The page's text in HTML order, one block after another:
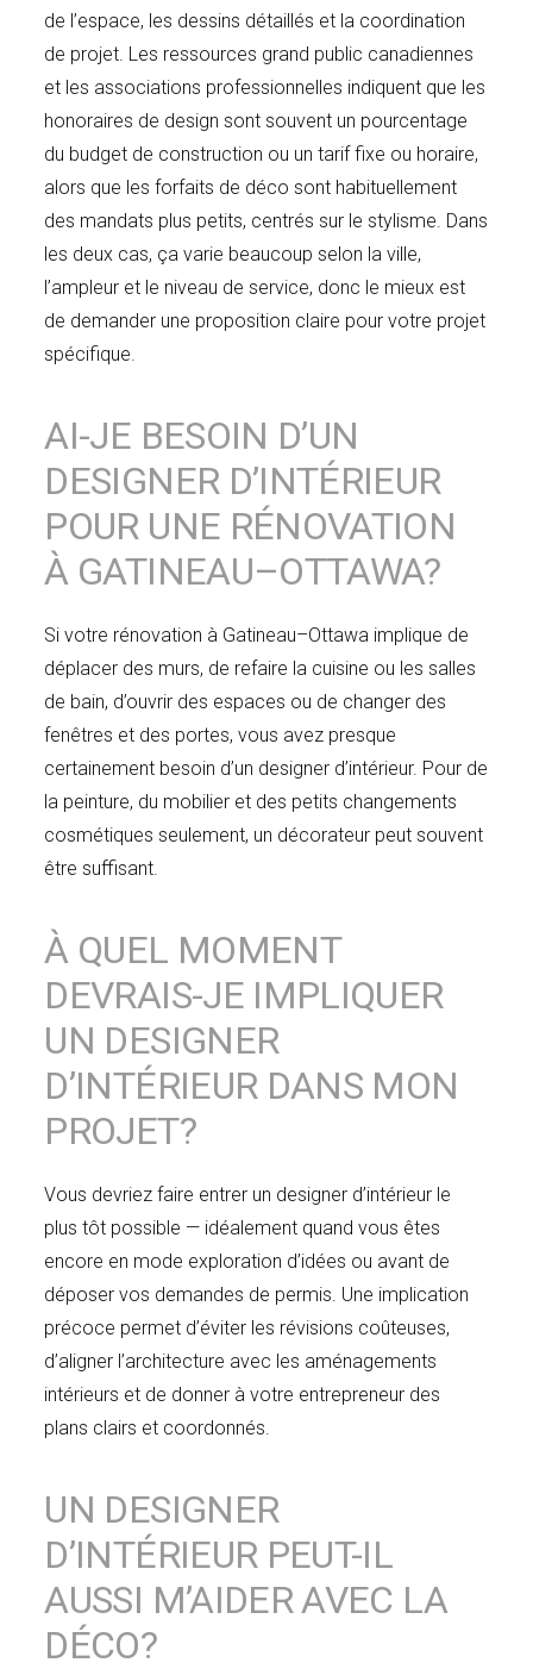
de l’espace, les dessins détaillés et la coordination
de projet. Les ressources grand public canadiennes
et les associations professionnelles indiquent que les
honoraires de design sont souvent un pourcentage
du budget de construction ou un tarif fixe ou horaire,
alors que les forfaits de déco sont habituellement
des mandats plus petits, centrés sur le stylisme. Dans
les deux cas, ça varie beaucoup selon la ville,
l’ampleur et le niveau de service, donc le mieux est
de demander une proposition claire pour votre projet
spécifique.
AI-JE BESOIN D’UN
DESIGNER D’INTÉRIEUR
POUR UNE RÉNOVATION
À GATINEAU–OTTAWA?
Si votre rénovation à Gatineau–Ottawa implique de
déplacer des murs, de refaire la cuisine ou les salles
de bain, d’ouvrir des espaces ou de changer des
fenêtres et des portes, vous avez presque
certainement besoin d’un designer d’intérieur. Pour de
la peinture, du mobilier et des petits changements
cosmétiques seulement, un décorateur peut souvent
être suffisant.
À QUEL MOMENT
DEVRAIS-JE IMPLIQUER
UN DESIGNER
D’INTÉRIEUR DANS MON
PROJET?
Vous devriez faire entrer un designer d’intérieur le
plus tôt possible — idéalement quand vous êtes
encore en mode exploration d’idées ou avant de
déposer vos demandes de permis. Une implication
précoce permet d’éviter les révisions coûteuses,
d’aligner l’architecture avec les aménagements
intérieurs et de donner à votre entrepreneur des
plans clairs et coordonnés.
UN DESIGNER
D’INTÉRIEUR PEUT-IL
AUSSI M’AIDER AVEC LA
DÉCO?